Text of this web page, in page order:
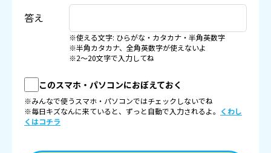
答え
※使える文字: ひらがな・カタカナ・半角英数字
※半角カタカナ、全角英数字が使えないよ
※2〜20文字で入力してね
このスマホ・パソコンにおぼえておく
※みんなで使うスマホ・パソコンではチェックしないでね
※毎日キズなんに来ていると、ずっと自動で入力されるよ。 くわし
くはコチラ